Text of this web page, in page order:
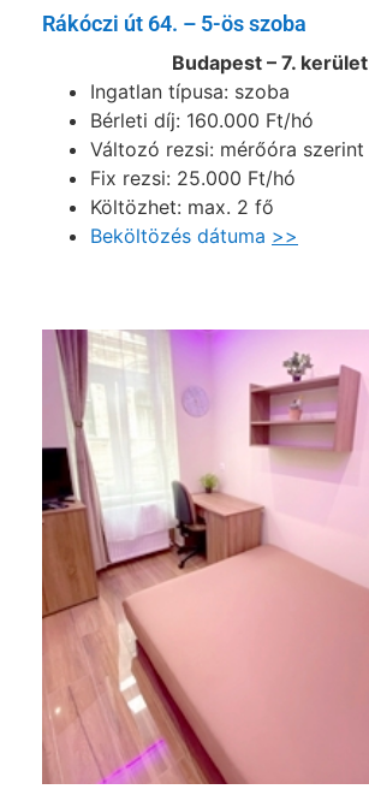
Rákóczi út 64. – 5-ös szoba
Budapest – 7. kerület
Ingatlan típusa: szoba
Bérleti díj: 160.000 Ft/hó
Változó rezsi: mérőóra szerint
Fix rezsi: 25.000 Ft/hó
Költözhet: max. 2 fő
Beköltözés dátuma >>